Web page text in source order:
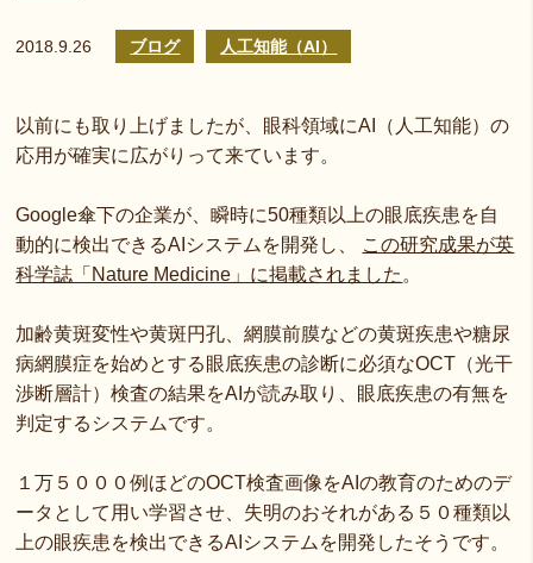
2018.9.26 ブログ 人工知能（AI）
以前にも取り上げましたが、眼科領域にAI（人工知能）の
応用が確実に広がりって来ています。
Google傘下の企業が、瞬時に50種類以上の眼底疾患を自
動的に検出できるAIシステムを開発し、 この研究成果が英
科学誌「Nature Medicine」に掲載されました 。
加齢黄斑変性や黄斑円孔、網膜前膜などの黄斑疾患や糖尿
病網膜症を始めとする眼底疾患の診断に必須なOCT（光干
渉断層計）検査の結果をAIが読み取り、眼底疾患の有無を
判定するシステムです。
１万５０００例ほどのOCT検査画像をAIの教育のためのデ
ータとして用い学習させ、失明のおそれがある５０種類以
上の眼疾患を検出できるAIシステムを開発したそうです。